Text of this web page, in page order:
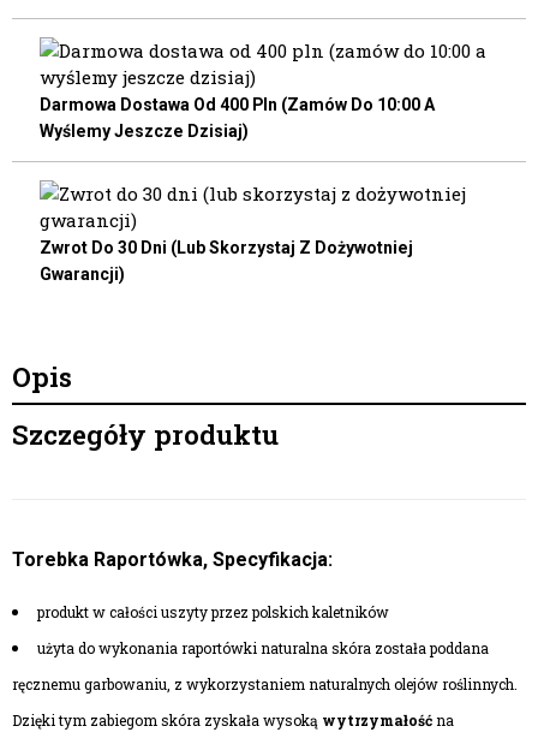
Darmowa Dostawa Od 400 Pln (zamów Do 10:00 A
Wyślemy Jeszcze Dzisiaj)
Zwrot Do 30 Dni (lub Skorzystaj Z Dożywotniej
Gwarancji)
Opis
Szczegóły produktu
Torebka Raportówka, Specyfikacja:
produkt w całości uszyty przez polskich kaletników
użyta do wykonania raportówki naturalna skóra została poddana
ręcznemu garbowaniu, z wykorzystaniem naturalnych olejów roślinnych.
Dzięki tym zabiegom skóra zyskała wysoką wytrzymałośćna